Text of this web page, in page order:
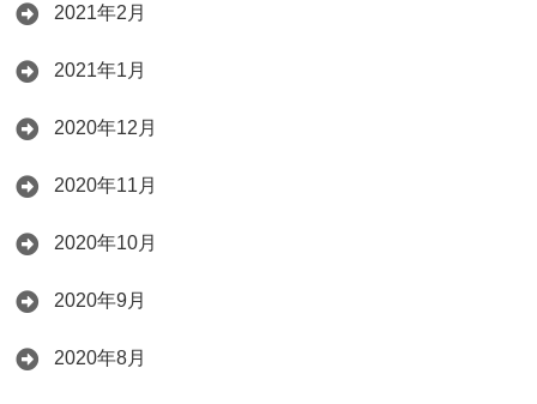
2021年2月
2021年1月
2020年12月
2020年11月
2020年10月
2020年9月
2020年8月